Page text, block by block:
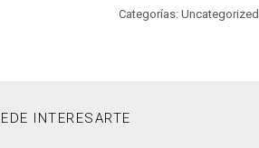
Categorías: Uncategorized
INTERESARTE